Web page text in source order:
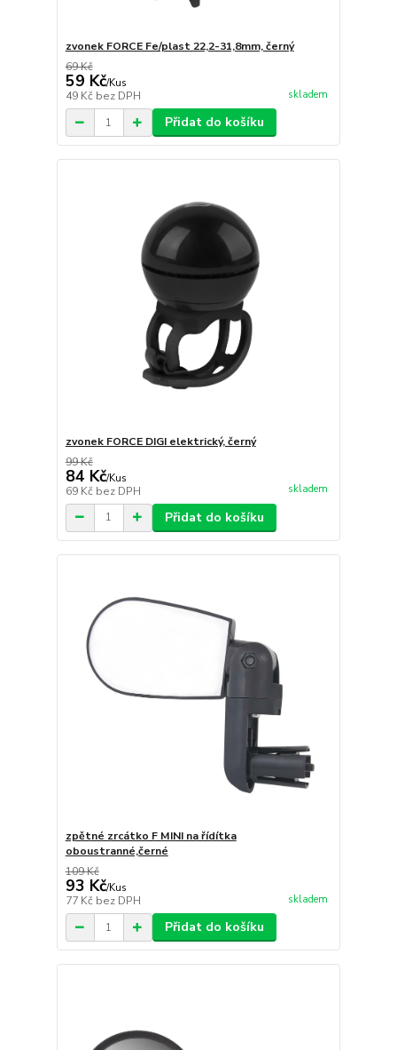
zvonek FORCE Fe/plast 22,2-31,8mm, černý
69 Kč
59 Kč/Kus
49 Kč bez DPH skladem
Přidat do košíku
zvonek FORCE DIGI elektrický, černý
99 Kč
84 Kč/Kus
69 Kč bez DPH skladem
Přidat do košíku
zpětné zrcátko F MINI na řídítka
oboustranné,černé
109 Kč
93 Kč/Kus
77 Kč bez DPH skladem
Přidat do košíku